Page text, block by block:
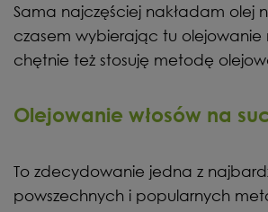
Sama najczęściej nakładam olej
czasem wybierając tu olejowanie
chętnie też stosuję metodę
Olejowanie włosów na
To zdecydowanie jedna z
powszechnych i popularnych